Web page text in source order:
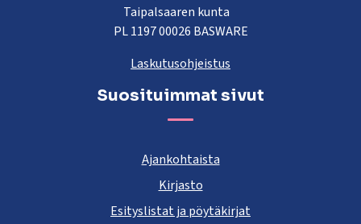
Taipalsaaren kunta
PL 1197 00026 BASWARE
Laskutusohjeistus
Suosituimmat sivut
Ajankohtaista
Kirjasto
Esityslistat ja pöytäkirjat